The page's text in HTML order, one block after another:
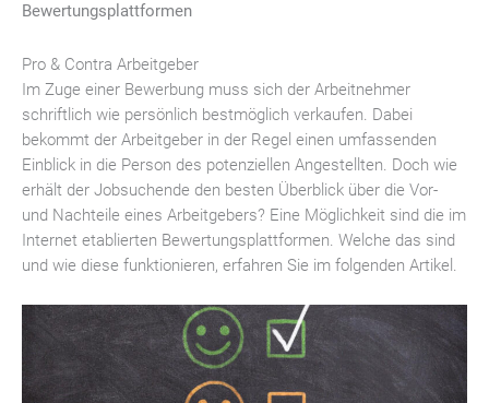
Bewertungsplattformen
Pro & Contra Arbeitgeber
Im Zuge einer Bewerbung muss sich der Arbeitnehmer
schriftlich wie persönlich bestmöglich verkaufen. Dabei
bekommt der Arbeitgeber in der Regel einen umfassenden
Einblick in die Person des potenziellen Angestellten. Doch wie
erhält der Jobsuchende den besten Überblick über die Vor-
und Nachteile eines Arbeitgebers? Eine Möglichkeit sind die im
Internet etablierten Bewertungsplattformen. Welche das sind
und wie diese funktionieren, erfahren Sie im folgenden Artikel.